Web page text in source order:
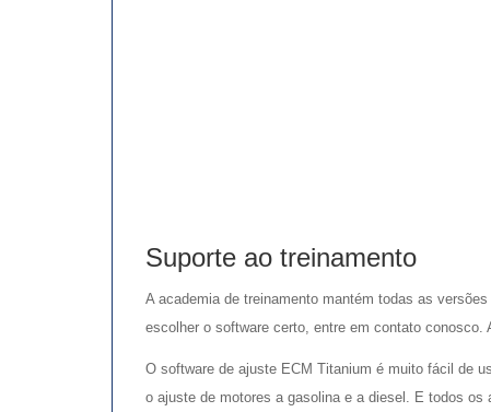
Suporte ao treinamento
A academia de treinamento mantém todas as
escolher o software certo, entre em contato
O software de ajuste ECM Titanium é muito fácil de
o ajuste de motores a gasolina e a diesel. E todos